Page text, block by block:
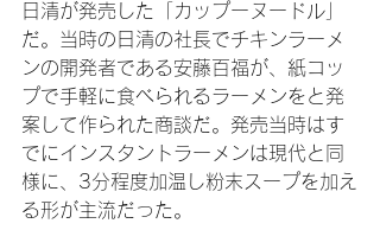
日清が発売した「カップーヌードル」
だ。当時の日清の社長でチキンラーメ
ンの開発者である安藤百福が、紙コッ
プで手軽に食べられるラーメンをと発
案して作られた商談だ。発売当時はす
でにインスタントラーメンは現代と同
様に、3分程度加温し粉末スープを加え
る形が主流だった。